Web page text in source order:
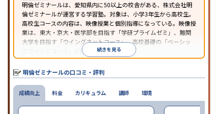
明倫ゼミナールは、愛知県内に50以上の校舎がある、株式会社明
倫ゼミナールが運営する学習塾。対象は、小学3年生から高校生。
高校生コースの内容は、映像授業と個別指導になっている。映像授
業は、東大・京大・医学部を目指す「学研プライムゼミ」、難関
大学を目指す「ウイングネットコース」、高校基礎の「ベーシッ
クウィングコース」が用意されている。
続きを見る
明倫ゼミナールの口コミ・評判
成績向上 料金 カリキュラム 講師 環境